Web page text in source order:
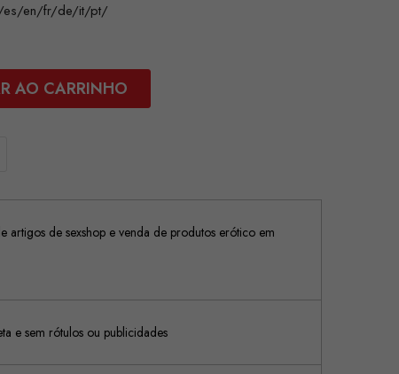
/es/en/fr/de/it/pt/
AO CARRINHO
artigos de sexshop e venda de produtos erótico em
e sem rótulos ou publicidades